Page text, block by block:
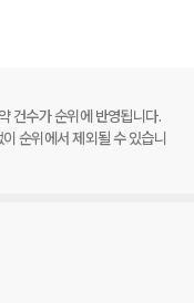
건수가 순위에 반영됩니다.
순위에서 제외될 수 있습니